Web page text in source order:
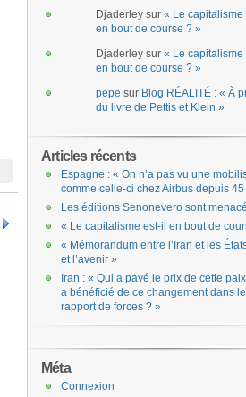
Djaderley sur « Le capitalisme
en bout de course ? »
Djaderley sur « Le capitalisme
en bout de course ? »
pepe sur Blog RÉALITÉ : « À
du livre de Pettis et Klein »
Articles récents
Espagne : « On n’a pas vu une
comme celle-ci chez Airbus depuis
Les éditions Senonevero sont
« Le capitalisme est-il en bout de
« Mémorandum entre l’Iran et les
et l’avenir »
Iran : « Qui a payé le prix de cette
a bénéficié de ce changement dans le
rapport de forces ? »
Méta
Connexion